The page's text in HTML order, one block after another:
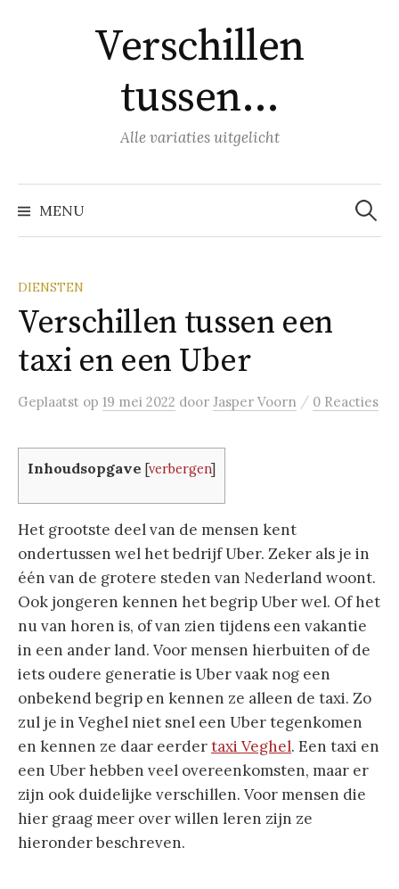
Verschillen
tussen…
Alle variaties uitgelicht
MENU
Zoeken
naar:
DIENSTEN
Verschillen tussen een
taxi en een Uber
Geplaatst op 19 mei 2022 door Jasper Voorn / 0 Reacties
Inhoudsopgave [verbergen]
Het grootste deel van de mensen kent
ondertussen wel het bedrijf Uber. Zeker als je in
één van de grotere steden van Nederland woont.
Ook jongeren kennen het begrip Uber wel. Of het
nu van horen is, of van zien tijdens een vakantie
in een ander land. Voor mensen hierbuiten of de
iets oudere generatie is Uber vaak nog een
onbekend begrip en kennen ze alleen de taxi. Zo
zul je in Veghel niet snel een Uber tegenkomen
en kennen ze daar eerdertaxi Veghel. Een taxi en
een Uber hebben veel overeenkomsten, maar er
zijn ook duidelijke verschillen. Voor mensen die
hier graag meer over willen leren zijn ze
hieronder beschreven.